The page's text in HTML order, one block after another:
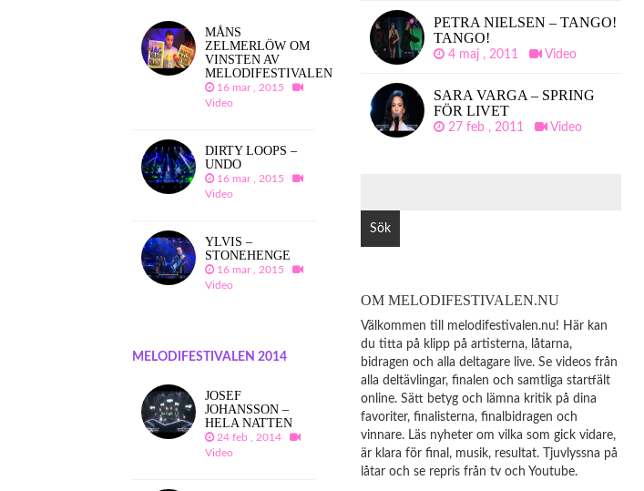
MÅNS
ZELMERLÖW OM
VINSTEN AV
MELODIFESTIVALEN
16 mar , 2015
Video
DIRTY LOOPS –
UNDO
16 mar , 2015
Video
YLVIS –
STONEHENGE
16 mar , 2015
Video
MELODIFESTIVALEN 2014
JOSEF
JOHANSSON –
HELA NATTEN
24 feb , 2014
Video
PETRA NIELSEN – TANGO!
TANGO!
4 maj , 2011 Video
SARA VARGA – SPRING
FÖR LIVET
27 feb , 2011 Video
OM MELODIFESTIVALEN.NU
Välkommen till melodifestivalen.nu! Här kan
du titta på klipp på artisterna, låtarna,
bidragen och alla deltagare live. Se videos från
alla deltävlingar, finalen och samtliga startfält
online. Sätt betyg och lämna kritik på dina
favoriter, finalisterna, finalbidragen och
vinnare. Läs nyheter om vilka som gick vidare,
är klara för final, musik, resultat. Tjuvlyssna på
låtar och se repris från tv och Youtube.